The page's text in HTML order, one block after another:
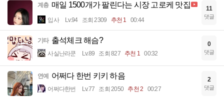
계층 매일 1500개가 팔린다는 시장 고로케 맛집
입사 Lv.94 조회 2309 추천 1 00:44
11
댓글
기타 출석체크 해슴?
사실난라쿤 Lv.89 조회 827 추천 1 00:32
0
댓글
연예 어쩌다 한번 키키 하음
어쩌다한번 Lv.77 조회 2050 추천 2 00:27
2
댓글